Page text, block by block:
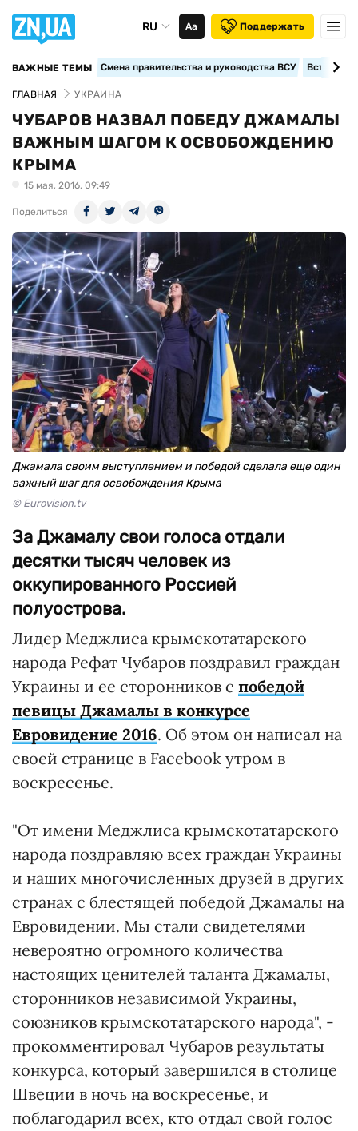
RU Аа Поддержать
ВАЖНЫЕ ТЕМЫ Смена правительства и руководства ВСУ
ГЛАВНАЯ УКРАИНА
ЧУБАРОВ НАЗВАЛ ПОБЕДУ ДЖАМАЛЫ
ВАЖНЫМ ШАГОМ К ОСВОБОЖДЕНИЮ
КРЫМА
15 мая, 2016, 09:49
Поделиться
Джамала своим выступлением и победой сделала еще один
важный шаг для освобождения Крыма
© Eurovision.tv
За Джамалу свои голоса отдали
десятки тысяч человек из
оккупированного Россией
полуострова.
Лидер Меджлиса крымскотатарского
народа Рефат Чубаров поздравил граждан
Украины и ее сторонников с победой
певицы Джамалы в конкурсе
Евровидение 2016. Об этом он написал на
своей странице в Facebook утром в
воскресенье.
"От имени Меджлиса крымскотатарского
народа поздравляю всех граждан Украины
и наших многочисленных друзей в других
странах с блестящей победой Джамалы на
Евровидении. Мы стали свидетелями
невероятно огромного количества
настоящих ценителей таланта Джамалы,
сторонников независимой Украины,
союзников крымскотатарского народа", -
прокомментировал Чубаров результаты
конкурса, который завершился в столице
Швеции в ночь на воскресенье, и
поблагодарил всех, кто отдал свой голос